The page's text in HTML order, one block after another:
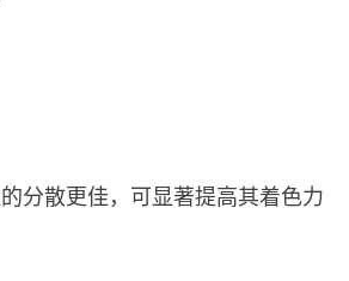
分散更佳，可显著提高其着色力